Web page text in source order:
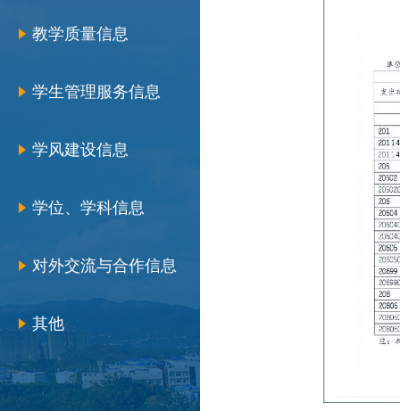
教学质量信息
学生管理服务信息
学风建设信息
学位、学科信息
对外交流与合作信息
其他